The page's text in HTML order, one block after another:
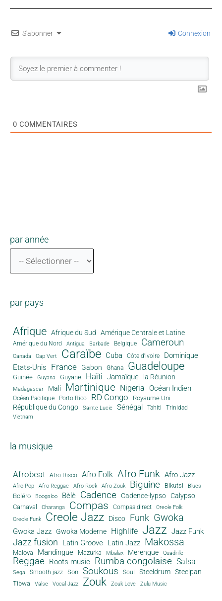
S'abonner Connexion
0 COMMENTAIRES
par année
par pays
Afrique Afrique du Sud Amérique Centrale et Latine
Amérique du Nord Antigua Barbade Belgique Cameroun
Canada Cap Vert Caraïbe Cuba Côte d'Ivoire
Dominique
Etats-Unis
France Gabon Ghana Guadeloupe
Guinée Guyana Guyane Haïti Jamaïque la Réunion
Madagascar Mali Martinique Nigeria Océan Indien
Océan Pacifique Porto Rico RD Congo Royaume Uni
République du Congo Sainte Lucie Sénégal Tahiti Trinidad
Vietnam
la musique
Afrobeat Afro Disco Afro Folk Afro Funk Afro Jazz
Afro Pop Afro Reggae Afro Rock Afro Zouk Biguine Bikutsi Blues
Boléro Boogaloo Bèlè Cadence Cadence-lypso Calypso
Carnaval Charanga Compas Compas direct
Creole Folk
Creole Funk
Creole Jazz Disco Funk Gwoka
Gwoka Jazz Gwoka Moderne Highlife Jazz Jazz Funk
Jazz fusion Latin Groove Latin Jazz Makossa
Maloya Mandingue Mazurka Mbalax Merengue Quadrille
Reggae Roots music Rumba congolaise Salsa
Sega Smooth jazz Son Soukous Soul Steeldrum Steelpan
Tibwa Valse Vocal Jazz Zouk Zouk Love Zulu Music